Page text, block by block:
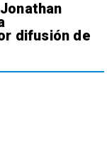
difusión de